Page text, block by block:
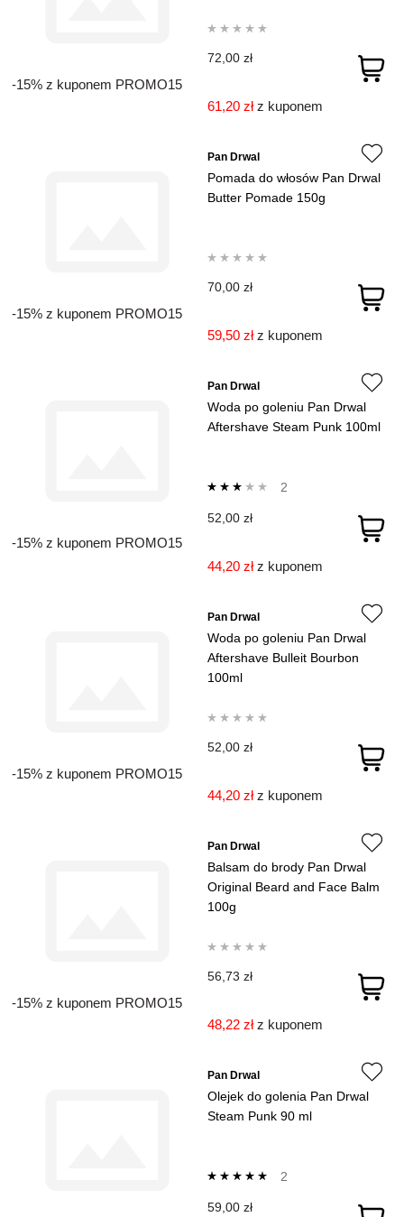
-15% z kuponem PROMO15
72,00 zł
61,20 złz kuponem
-15% z kuponem PROMO15
Pan Drwal
Pomada do włosów Pan Drwal
Butter Pomade 150g
70,00 zł
59,50 złz kuponem
-15% z kuponem PROMO15
Pan Drwal
Woda po goleniu Pan Drwal
Aftershave Steam Punk 100ml
2
52,00 zł
44,20 złz kuponem
-15% z kuponem PROMO15
Pan Drwal
Woda po goleniu Pan Drwal
Aftershave Bulleit Bourbon
100ml
52,00 zł
44,20 złz kuponem
-15% z kuponem PROMO15
Pan Drwal
Balsam do brody Pan Drwal
Original Beard and Face Balm
100g
56,73 zł
48,22 złz kuponem
Pan Drwal
Olejek do golenia Pan Drwal
Steam Punk 90 ml
2
59,00 zł